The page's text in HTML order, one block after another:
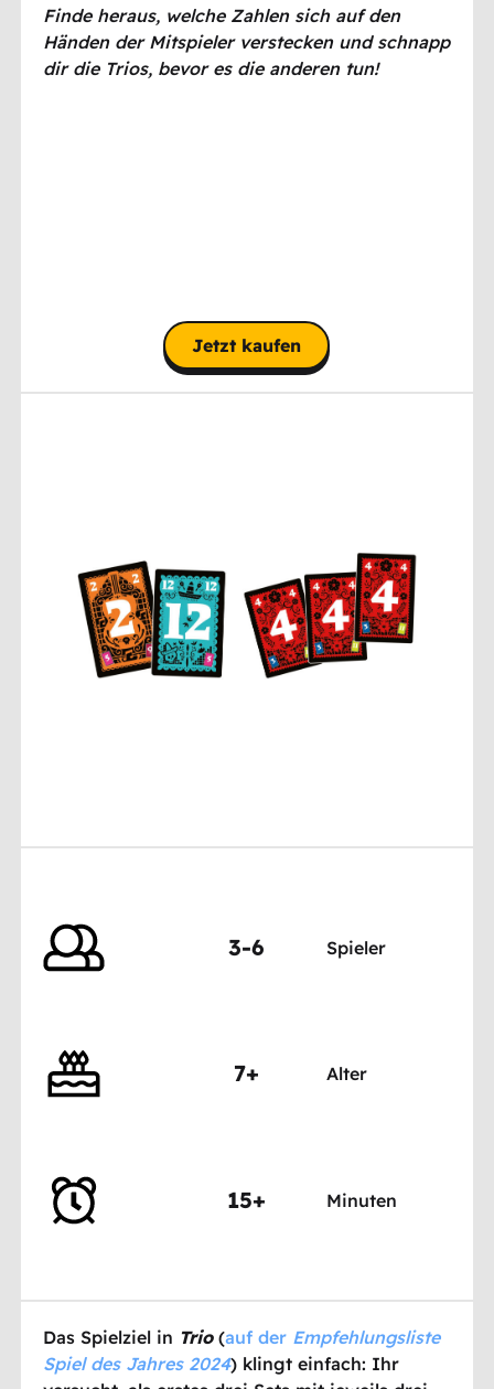
Finde heraus, welche Zahlen sich auf den
Händen der Mitspieler verstecken und schnapp
dir die Trios, bevor es die anderen tun!
Jetzt kaufen
3-6 Spieler
7+ Alter
15+ Minuten
Das Spielziel in Trio(auf der Empfehlungsliste
Spiel des Jahres 2024) klingt einfach: Ihr